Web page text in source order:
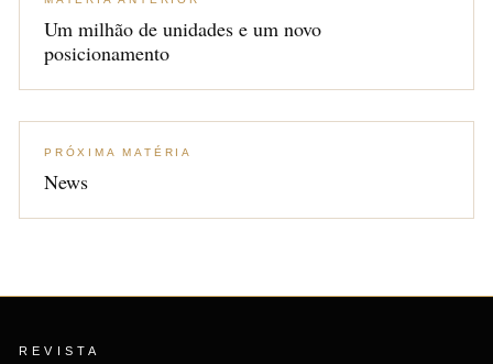
Um milhão de unidades e um novo
posicionamento
PRÓXIMA MATÉRIA
News
REVISTA